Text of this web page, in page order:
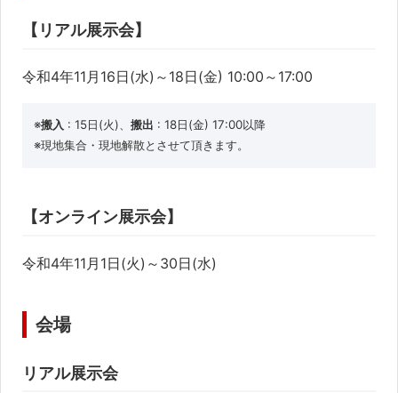
【リアル展示会】
令和4年11月16日(水)～18日(金) 10:00～17:00
※搬入 : 15日(火)、搬出 : 18日(金) 17:00以降
※現地集合・現地解散とさせて頂きます。
【オンライン展示会】
令和4年11月1日(火)～30日(水)
会場
リアル展示会